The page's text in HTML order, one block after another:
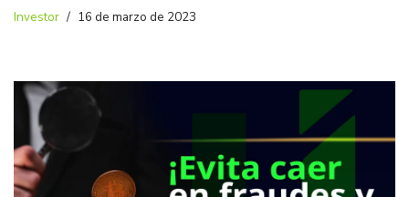
Investor 16 de marzo de 2023